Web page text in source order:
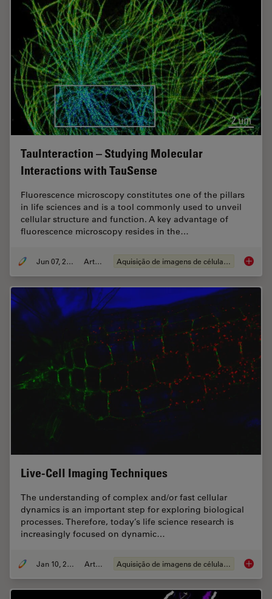
TauInteraction – Studying Molecular
Interactions with TauSense
Fluorescence microscopy constitutes one of the pillars
in life sciences and is a tool commonly used to unveil
cellular structure and function. A key advantage of
fluorescence microscopy resides in the…
Jun 07, 2022 Article Aquisição de imagens de células vivas
Live-Cell Imaging Techniques
The understanding of complex and/or fast cellular
dynamics is an important step for exploring biological
processes. Therefore, today’s life science research is
increasingly focused on dynamic…
Jan 10, 2022 Article Aquisição de imagens de células vivas Live-